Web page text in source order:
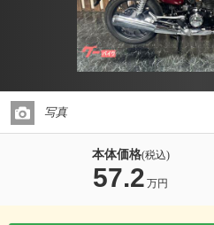
写真
本体価格(税込)
57.2 万円